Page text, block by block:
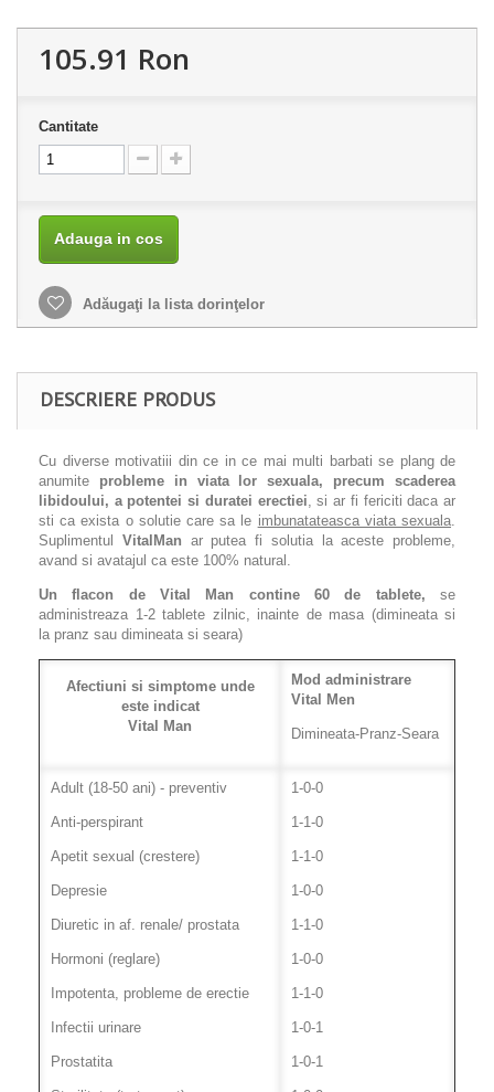
105.91 Ron
Cantitate
Adauga in cos
Adăugaţi la lista dorinţelor
DESCRIERE PRODUS
Cu diverse motivatiii din ce in ce mai multi barbati se plang de
anumite probleme in viata lor sexuala, precum scaderea
libidoului, a potentei si duratei erectiei, si ar fi fericiti daca ar
sti ca exista o solutie care sa le imbunatateasca viata sexuala.
Suplimentul VitalMan ar putea fi solutia la aceste probleme,
avand si avatajul ca este 100% natural.
Un flacon de Vital Man contine 60 de tablete, se
administreaza 1-2 tablete zilnic, inainte de masa (dimineata si
la pranz sau dimineata si seara)
Afectiuni si simptome unde
este indicat
Vital Man
Mod administrare
Vital Men
Dimineata-Pranz-Seara
Adult (18-50 ani) - preventiv
Anti-perspirant
Apetit sexual (crestere)
Depresie
Diuretic in af. renale/ prostata
Hormoni (reglare)
Impotenta, probleme de erectie
Infectii urinare
Prostatita
1-0-0
1-1-0
1-1-0
1-0-0
1-1-0
1-0-0
1-1-0
1-0-1
1-0-1